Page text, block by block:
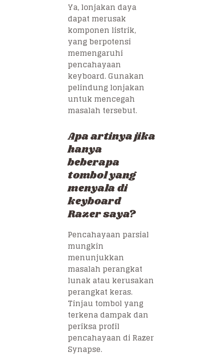
Ya, lonjakan daya
dapat merusak
komponen listrik,
yang berpotensi
memengaruhi
pencahayaan
keyboard. Gunakan
pelindung lonjakan
untuk mencegah
masalah tersebut.
Apa artinya jika
hanya
beberapa
tombol yang
menyala di
keyboard
Razer saya?
Pencahayaan parsial
mungkin
menunjukkan
masalah perangkat
lunak atau kerusakan
perangkat keras.
Tinjau tombol yang
terkena dampak dan
periksa profil
pencahayaan di Razer
Synapse.